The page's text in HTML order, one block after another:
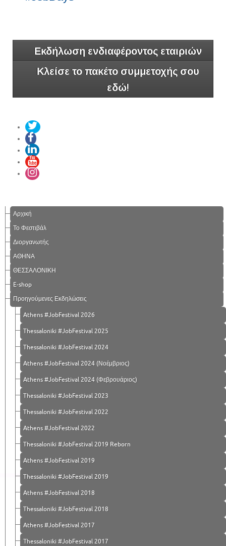
Εκδήλωση ενδιαφέροντος εταιριών
Κλείσε το πακέτο συμμετοχής σου
εδώ!
Αρχική
Το Φεστιβάλ
Διοργανωτής
ΑΘΗΝΑ
ΘΕΣΣΑΛΟΝΙΚΗ
E-shop
Προηγούμενες Εκδηλώσεις
Athens #JobFestival 2026
Thessaloniki #JobFestival 2025
Thessaloniki #JobFestival 2024
Athens #JobFestival 2024 (Νοέμβριος)
Athens #JobFestival 2024 (Φεβρουάριος)
Thessaloniki #JobFestival 2023
Thessaloniki #JobFestival 2022
Athens #JobFestival 2022
Thessaloniki #JobFestival 2019 Reborn
Athens #JobFestival 2019
Thessaloniki #JobFestival 2019
Athens #JobFestival 2018
Thessaloniki #JobFestival 2018
Athens #JobFestival 2017
Τhessaloniki #JobFestival 2017